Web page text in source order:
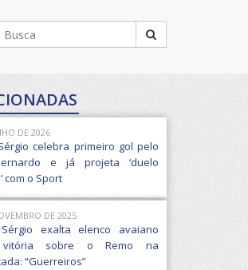
por:
DE 2026
celebra primeiro gol pelo
e já projeta ‘duelo
com o Sport
DE 2025
exalta elenco avaiano
sobre o Remo na
“Guerreiros”